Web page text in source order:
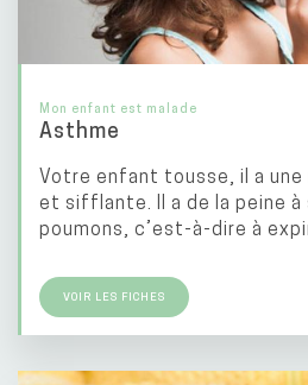
Mon enfant est malade
Asthme
Votre enfant tousse, il a
et sifflante. Il a de la peine à
poumons, c’est-à-dire à
VOIR LES FICHES